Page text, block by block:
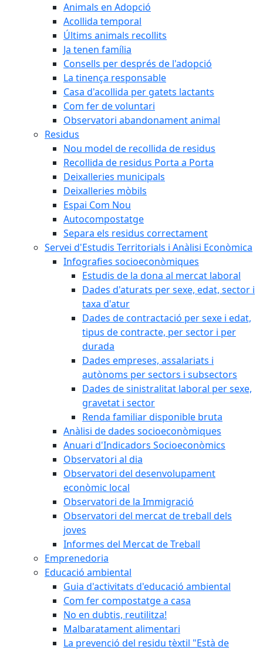
Animals en Adopció
Acollida temporal
Últims animals recollits
Ja tenen família
Consells per després de l'adopció
La tinença responsable
Casa d'acollida per gatets lactants
Com fer de voluntari
Observatori abandonament animal
Residus
Nou model de recollida de residus
Recollida de residus Porta a Porta
Deixalleries municipals
Deixalleries mòbils
Espai Com Nou
Autocompostatge
Separa els residus correctament
Servei d'Estudis Territorials i Anàlisi Econòmica
Infografies socioeconòmiques
Estudis de la dona al mercat laboral
Dades d'aturats per sexe, edat, sector i
taxa d'atur
Dades de contractació per sexe i edat,
tipus de contracte, per sector i per
durada
Dades empreses, assalariats i
autònoms per sectors i subsectors
Dades de sinistralitat laboral per sexe,
gravetat i sector
Renda familiar disponible bruta
Anàlisi de dades socioeconòmiques
Anuari d'Indicadors Socioeconòmics
Observatori al dia
Observatori del desenvolupament
econòmic local
Observatori de la Immigració
Observatori del mercat de treball dels
joves
Informes del Mercat de Treball
Emprenedoria
Educació ambiental
Guia d'activitats d'educació ambiental
Com fer compostatge a casa
No en dubtis, reutilitza!
Malbaratament alimentari
La prevenció del residu tèxtil "Està de